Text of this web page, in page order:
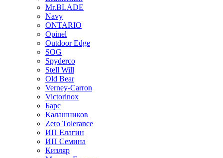
Mr.BLADE
Navy
ONTARIO
Opinel
Outdoor Edge
SOG
Spyderco
Stell Will
Old Bear
Verney-Carron
Victorinox
Барс
Калашников
Zero Tolerance
ИП Елагин
ИП Семина
Кизляр